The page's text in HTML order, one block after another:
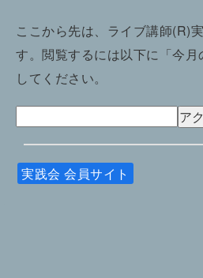
ここから先は、ライブ講師(R)
す。閲覧するには以下に「今
してください。
実践会 会員サイト